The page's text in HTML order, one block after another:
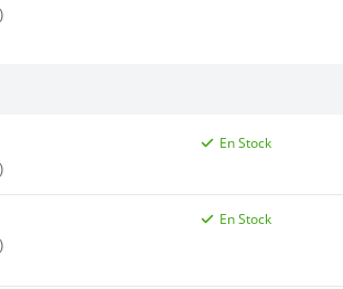
En Stock
En Stock